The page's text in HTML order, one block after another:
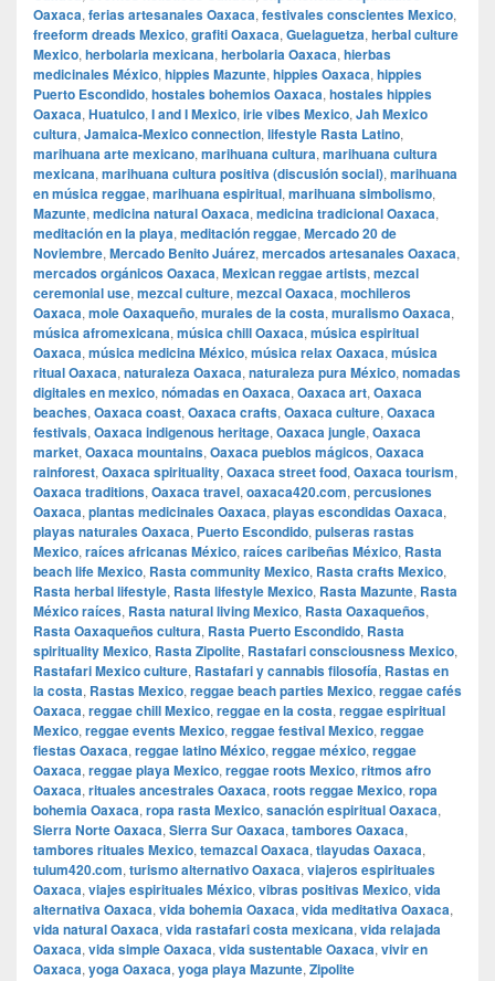
Oaxaca, ferias artesanales Oaxaca, festivales conscientes Mexico,
freeform dreads Mexico, grafiti Oaxaca, Guelaguetza, herbal culture
Mexico, herbolaria mexicana, herbolaria Oaxaca, hierbas
medicinales México, hippies Mazunte, hippies Oaxaca, hippies
Puerto Escondido, hostales bohemios Oaxaca, hostales hippies
Oaxaca, Huatulco, I and I Mexico, irie vibes Mexico, Jah Mexico
cultura, Jamaica-Mexico connection, lifestyle Rasta Latino,
marihuana arte mexicano, marihuana cultura, marihuana cultura
mexicana, marihuana cultura positiva (discusión social), marihuana
en música reggae, marihuana espiritual, marihuana simbolismo,
Mazunte, medicina natural Oaxaca, medicina tradicional Oaxaca,
meditación en la playa, meditación reggae, Mercado 20 de
Noviembre, Mercado Benito Juárez, mercados artesanales Oaxaca,
mercados orgánicos Oaxaca, Mexican reggae artists, mezcal
ceremonial use, mezcal culture, mezcal Oaxaca, mochileros
Oaxaca, mole Oaxaqueño, murales de la costa, muralismo Oaxaca,
música afromexicana, música chill Oaxaca, música espiritual
Oaxaca, música medicina México, música relax Oaxaca, música
ritual Oaxaca, naturaleza Oaxaca, naturaleza pura México, nomadas
digitales en mexico, nómadas en Oaxaca, Oaxaca art, Oaxaca
beaches, Oaxaca coast, Oaxaca crafts, Oaxaca culture, Oaxaca
festivals, Oaxaca indigenous heritage, Oaxaca jungle, Oaxaca
market, Oaxaca mountains, Oaxaca pueblos mágicos, Oaxaca
rainforest, Oaxaca spirituality, Oaxaca street food, Oaxaca tourism,
Oaxaca traditions, Oaxaca travel, oaxaca420.com, percusiones
Oaxaca, plantas medicinales Oaxaca, playas escondidas Oaxaca,
playas naturales Oaxaca, Puerto Escondido, pulseras rastas
Mexico, raíces africanas México, raíces caribeñas México, Rasta
beach life Mexico, Rasta community Mexico, Rasta crafts Mexico,
Rasta herbal lifestyle, Rasta lifestyle Mexico, Rasta Mazunte, Rasta
México raíces, Rasta natural living Mexico, Rasta Oaxaqueños,
Rasta Oaxaqueños cultura, Rasta Puerto Escondido, Rasta
spirituality Mexico, Rasta Zipolite, Rastafari consciousness Mexico,
Rastafari Mexico culture, Rastafari y cannabis filosofía, Rastas en
la costa, Rastas Mexico, reggae beach parties Mexico, reggae cafés
Oaxaca, reggae chill Mexico, reggae en la costa, reggae espiritual
Mexico, reggae events Mexico, reggae festival Mexico, reggae
fiestas Oaxaca, reggae latino México, reggae méxico, reggae
Oaxaca, reggae playa Mexico, reggae roots Mexico, ritmos afro
Oaxaca, rituales ancestrales Oaxaca, roots reggae Mexico, ropa
bohemia Oaxaca, ropa rasta Mexico, sanación espiritual Oaxaca,
Sierra Norte Oaxaca, Sierra Sur Oaxaca, tambores Oaxaca,
tambores rituales Mexico, temazcal Oaxaca, tlayudas Oaxaca,
tulum420.com, turismo alternativo Oaxaca, viajeros espirituales
Oaxaca, viajes espirituales México, vibras positivas Mexico, vida
alternativa Oaxaca, vida bohemia Oaxaca, vida meditativa Oaxaca,
vida natural Oaxaca, vida rastafari costa mexicana, vida relajada
Oaxaca, vida simple Oaxaca, vida sustentable Oaxaca, vivir en
Oaxaca, yoga Oaxaca, yoga playa Mazunte, Zipolite